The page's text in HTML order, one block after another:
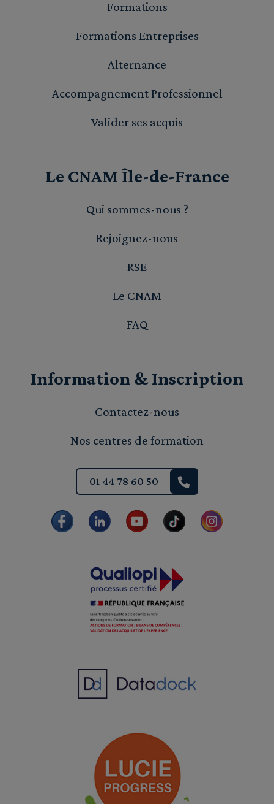
Formations
Formations Entreprises
Alternance
Accompagnement Professionnel
Valider ses acquis
Le CNAM Île-de-France
Qui sommes-nous ?
Rejoignez-nous
RSE
Le CNAM
FAQ
Information & Inscription
Contactez-nous
Nos centres de formation
01 44 78 60 50